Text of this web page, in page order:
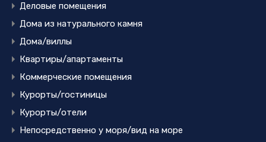
Деловые помещения
Дома из натурального камня
Дома/виллы
Квартиры/апартаменты
Коммерческие помещения
Курорты/гостиницы
Курорты/отели
Непосредственно у моря/вид на море